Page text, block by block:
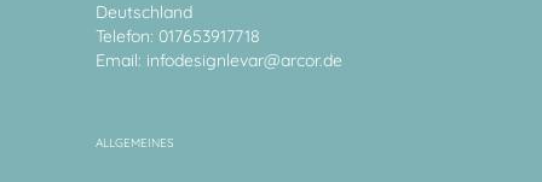
Deutschland
Telefon: 017653917718
Email: infodesignlevar@arcor.de
ALLGEMEINES